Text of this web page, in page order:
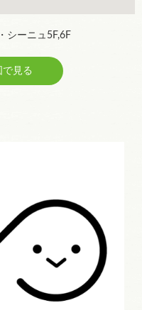
シーニュ5F,6F
見る